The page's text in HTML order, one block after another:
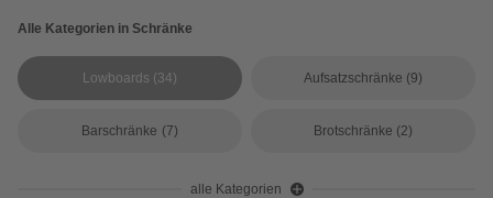
Alle Kategorien in Schränke
Lowboards (34) Aufsatzschränke (9)
Barschränke (7) Brotschränke (2)
alle Kategorien